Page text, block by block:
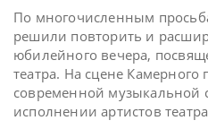
По многочисленным
решили повторить и
юбилейного вечера,
театра. На сцене Камерного
современной музыкальной
исполнении артистов